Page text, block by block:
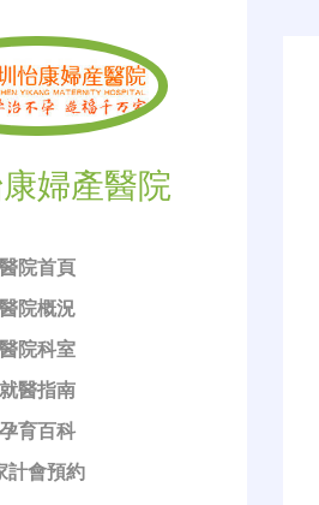
婦產醫院
醫院首頁
醫院概況
醫院科室
就醫指南
孕育百科
計會預約